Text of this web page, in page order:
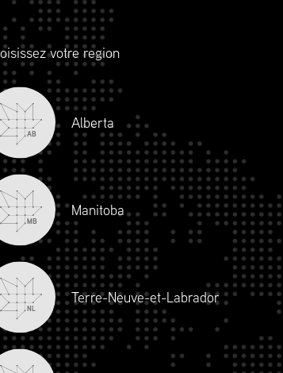
tous les rôles liés à la chaîne
en passant par la logistique,
la durabilité, le
votre region
AB
Alberta
MB
Manitoba
NL
Terre-Neuve-et-Labrador